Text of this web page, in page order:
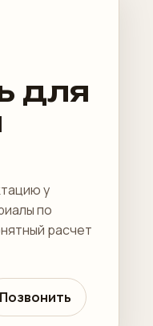
для
у
по
расчет
Позвонить